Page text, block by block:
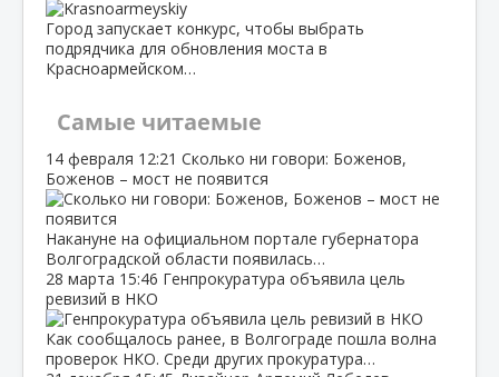
Город запускает конкурс, чтобы выбрать
подрядчика для обновления моста в
Красноармейском…
Самые читаемые
14 февраля 12:21 Сколько ни говори: Боженов,
Боженов – мост не появится
Накануне на официальном портале губернатора
Волгоградской области появилась…
28 марта 15:46 Генпрокуратура объявила цель
ревизий в НКО
Как сообщалось ранее, в Волгограде пошла волна
проверок НКО. Среди других прокуратура…